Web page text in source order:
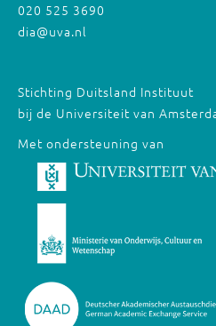
020 525 3690
dia@uva.nl
Stichting Duitsland Instituut
bij de Universiteit van
Met ondersteuning van